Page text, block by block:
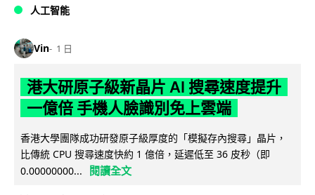
人工智能
Vin 1 日
港大研原子級新晶片 AI 搜尋速度提升
一億倍 手機人臉識別免上雲端
香港大學團隊成功研發原子級厚度的「模擬存內搜尋」晶片，
比傳統 CPU 搜尋速度快約 1 億倍，延遲低至 36 皮秒（即
0.00000000...
閱讀全文